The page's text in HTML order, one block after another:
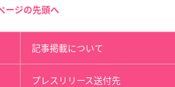
ージの先頭へ
記事掲載について
プレスリリース送付先